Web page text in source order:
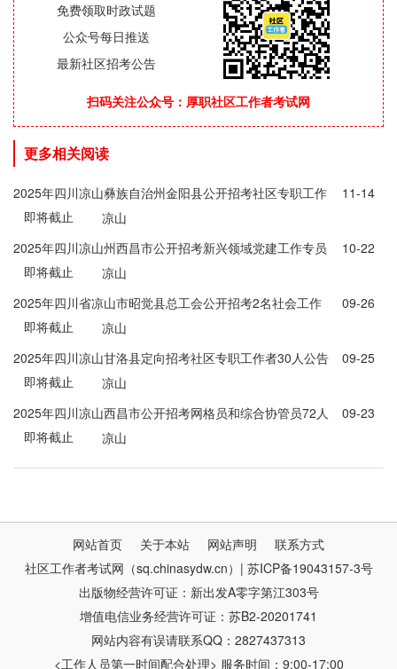
免费领取时政试题
公众号每日推送
最新社区招考公告
扫码关注公众号：厚职社区工作者考试网
更多相关阅读
2025年四川凉山彝族自治州金阳县公开招考社区专职工作
者10人公告
11-14
即将截止
凉山
2025年四川凉山州西昌市公开招考新兴领域党建工作专员
41人公告
10-22
即将截止
凉山
2025年四川省凉山市昭觉县总工会公开招考2名社会工作
者公告
09-26
即将截止
凉山
2025年四川凉山甘洛县定向招考社区专职工作者30人公告
09-25
即将截止
凉山
2025年四川凉山西昌市公开招考网格员和综合协管员72人
公告
09-23
即将截止
凉山
网站首页 关于本站 网站声明
联系方式
社区工作者考试网（sq.chinasydw.cn）| 苏ICP备19043157-3号
出版物经营许可证：新出发A零字第江303号
增值电信业务经营许可证：苏B2-20201741
网站内容有误请联系QQ：2827437313
<工作人员第一时间配合处理> 服务时间：9:00-17:00